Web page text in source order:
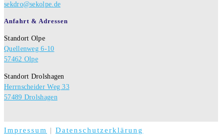
sekdro@sekolpe.de
Anfahrt & Adressen
Standort Olpe
Quellenweg 6-10
57462 Olpe
Standort Drolshagen
Herrnscheider Weg 33
57489 Drolshagen
Impressum | Datenschutzerklärung